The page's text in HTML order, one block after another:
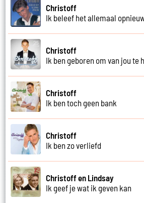
Christoff
Ik beleef het allemaal
Christoff
Ik ben geboren om van jou te
Christoff
Ik ben toch geen bank
Christoff
Ik ben zo verliefd
Christoff en Lindsay
Ik geef je wat ik geven kan